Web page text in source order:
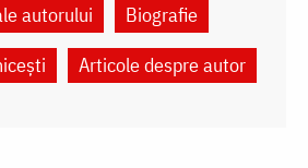
autorului
Biografie
Articole despre autor